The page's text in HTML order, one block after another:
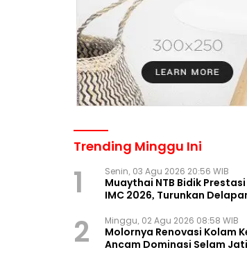
Trending Minggu Ini
1 Senin, 03 Agu 2026 20:56 WIB
Muaythai NTB Bidik
IMC 2026, Turunkan
2 Minggu, 02 Agu 2026 08:58 WIB
Molornya Renovasi Kolam
Ancam Dominasi Selam